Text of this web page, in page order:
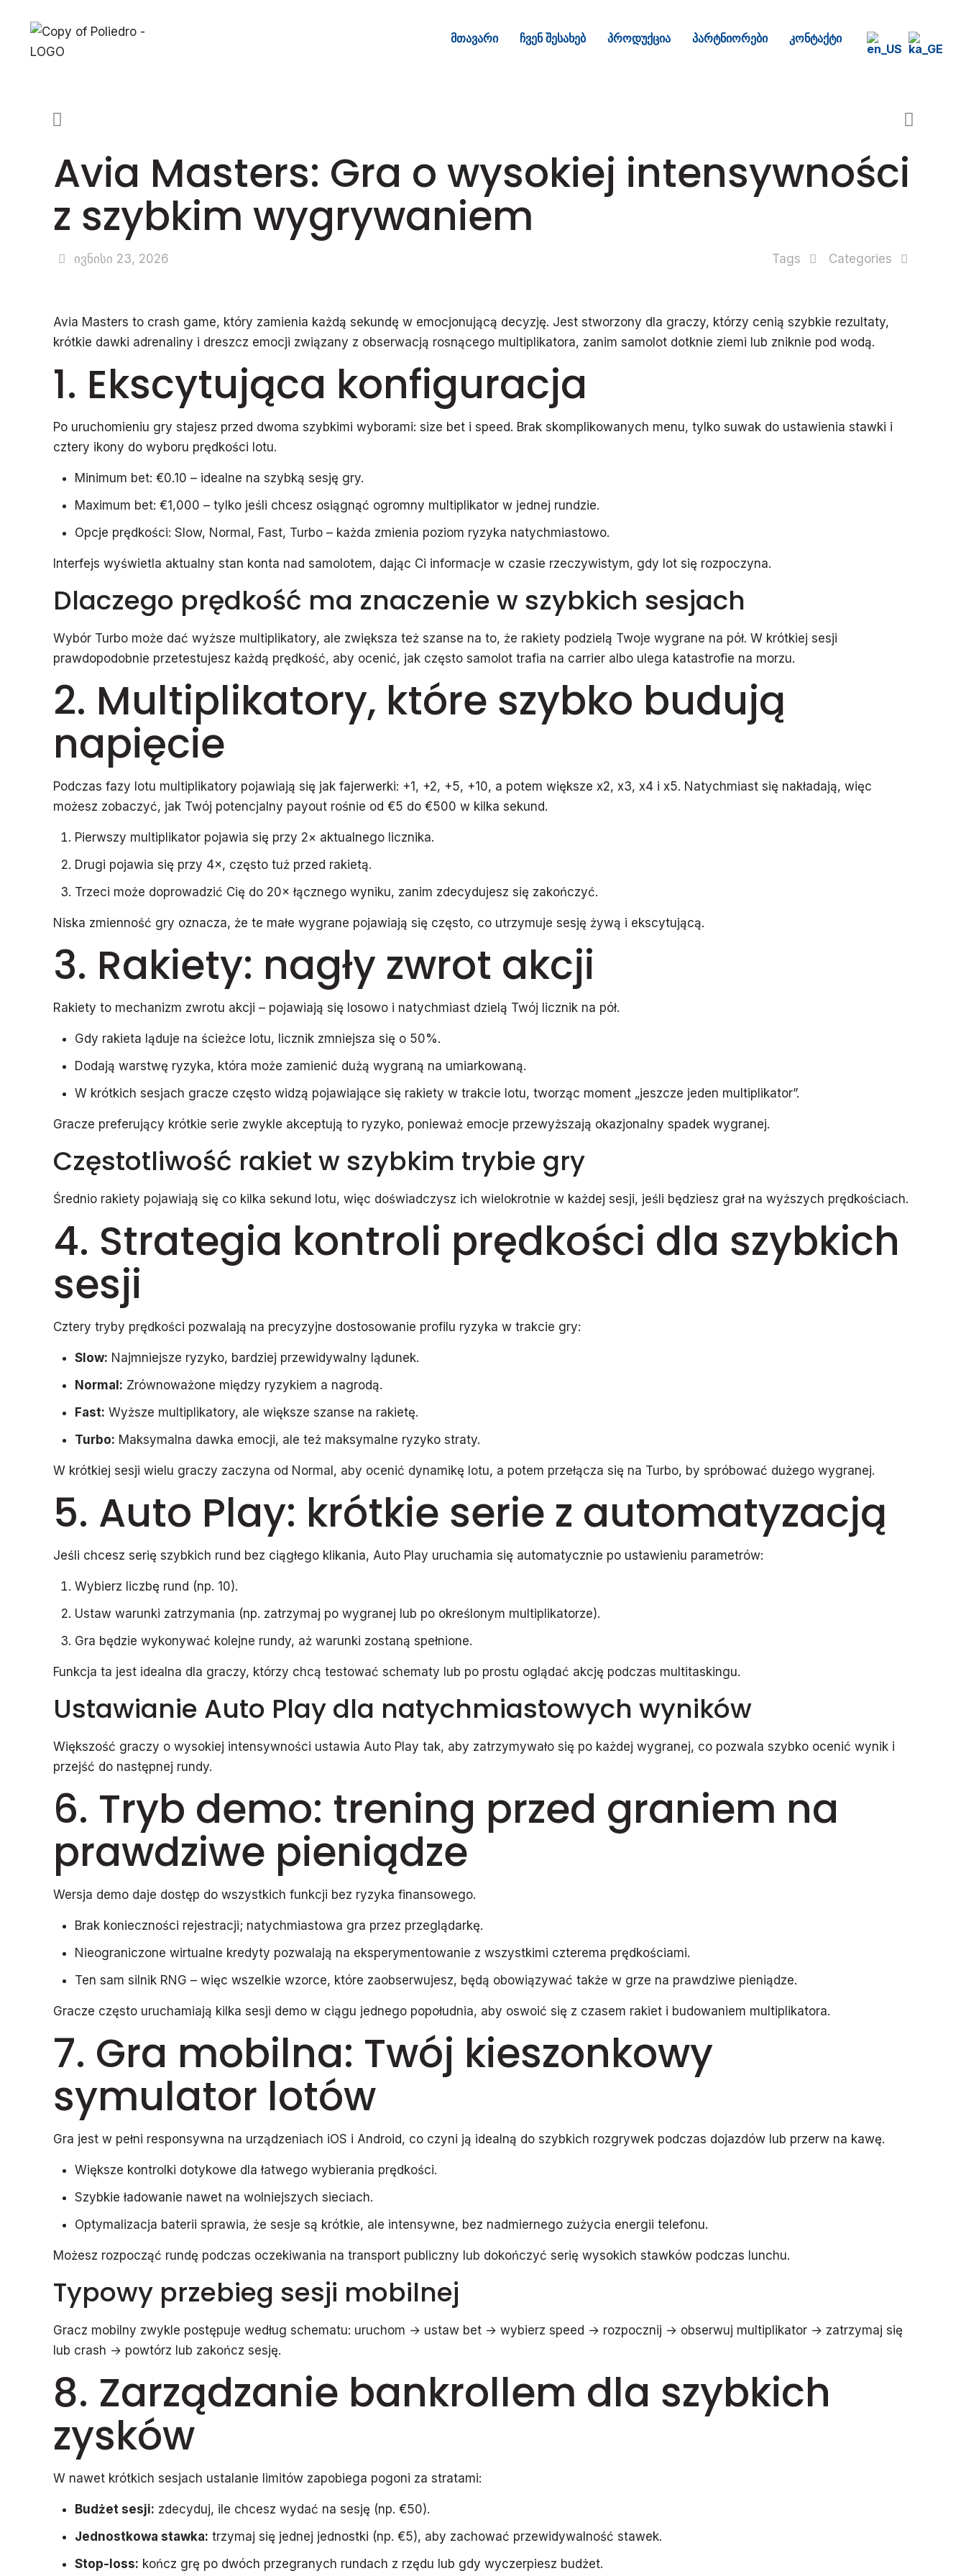
მთავარი ჩვენ შესახებ პროდუქცია პარტნიორები კონტაქტი
Avia Masters: Gra o wysokiej intensywności
z szybkim wygrywaniem
ივნისი 23, 2026 Categories
Tags
Avia Masters to crash game, który zamienia każdą sekundę w emocjonującą decyzję. Jest stworzony dla graczy, którzy cenią szybkie rezultaty,
krótkie dawki adrenaliny i dreszcz emocji związany z obserwacją rosnącego multiplikatora, zanim samolot dotknie ziemi lub zniknie pod wodą.
1. Ekscytująca konfiguracja
Po uruchomieniu gry stajesz przed dwoma szybkimi wyborami: size bet i speed. Brak skomplikowanych menu, tylko suwak do ustawienia stawki i
cztery ikony do wyboru prędkości lotu.
Minimum bet: €0.10 – idealne na szybką sesję gry.
Maximum bet: €1,000 – tylko jeśli chcesz osiągnąć ogromny multiplikator w jednej rundzie.
Opcje prędkości: Slow, Normal, Fast, Turbo – każda zmienia poziom ryzyka natychmiastowo.
Interfejs wyświetla aktualny stan konta nad samolotem, dając Ci informacje w czasie rzeczywistym, gdy lot się rozpoczyna.
Dlaczego prędkość ma znaczenie w szybkich sesjach
Wybór Turbo może dać wyższe multiplikatory, ale zwiększa też szanse na to, że rakiety podzielą Twoje wygrane na pół. W krótkiej sesji
prawdopodobnie przetestujesz każdą prędkość, aby ocenić, jak często samolot trafia na carrier albo ulega katastrofie na morzu.
2. Multiplikatory, które szybko budują
napięcie
Podczas fazy lotu multiplikatory pojawiają się jak fajerwerki: +1, +2, +5, +10, a potem większe x2, x3, x4 i x5. Natychmiast się nakładają, więc
możesz zobaczyć, jak Twój potencjalny payout rośnie od €5 do €500 w kilka sekund.
Pierwszy multiplikator pojawia się przy 2× aktualnego licznika.
Drugi pojawia się przy 4×, często tuż przed rakietą.
Trzeci może doprowadzić Cię do 20× łącznego wyniku, zanim zdecydujesz się zakończyć.
Niska zmienność gry oznacza, że te małe wygrane pojawiają się często, co utrzymuje sesję żywą i ekscytującą.
3. Rakiety: nagły zwrot akcji
Rakiety to mechanizm zwrotu akcji – pojawiają się losowo i natychmiast dzielą Twój licznik na pół.
Gdy rakieta ląduje na ścieżce lotu, licznik zmniejsza się o 50%.
Dodają warstwę ryzyka, która może zamienić dużą wygraną na umiarkowaną.
W krótkich sesjach gracze często widzą pojawiające się rakiety w trakcie lotu, tworząc moment „jeszcze jeden multiplikator”.
Gracze preferujący krótkie serie zwykle akceptują to ryzyko, ponieważ emocje przewyższają okazjonalny spadek wygranej.
Częstotliwość rakiet w szybkim trybie gry
Średnio rakiety pojawiają się co kilka sekund lotu, więc doświadczysz ich wielokrotnie w każdej sesji, jeśli będziesz grał na wyższych prędkościach.
4. Strategia kontroli prędkości dla szybkich
sesji
Cztery tryby prędkości pozwalają na precyzyjne dostosowanie profilu ryzyka w trakcie gry:
Slow: Najmniejsze ryzyko, bardziej przewidywalny lądunek.
Normal: Zrównoważone między ryzykiem a nagrodą.
Fast: Wyższe multiplikatory, ale większe szanse na rakietę.
Turbo: Maksymalna dawka emocji, ale też maksymalne ryzyko straty.
W krótkiej sesji wielu graczy zaczyna od Normal, aby ocenić dynamikę lotu, a potem przełącza się na Turbo, by spróbować dużego wygranej.
5. Auto Play: krótkie serie z automatyzacją
Jeśli chcesz serię szybkich rund bez ciągłego klikania, Auto Play uruchamia się automatycznie po ustawieniu parametrów:
Wybierz liczbę rund (np. 10).
Ustaw warunki zatrzymania (np. zatrzymaj po wygranej lub po określonym multiplikatorze).
Gra będzie wykonywać kolejne rundy, aż warunki zostaną spełnione.
Funkcja ta jest idealna dla graczy, którzy chcą testować schematy lub po prostu oglądać akcję podczas multitaskingu.
Ustawianie Auto Play dla natychmiastowych wyników
Większość graczy o wysokiej intensywności ustawia Auto Play tak, aby zatrzymywało się po każdej wygranej, co pozwala szybko ocenić wynik i
przejść do następnej rundy.
6. Tryb demo: trening przed graniem na
prawdziwe pieniądze
Wersja demo daje dostęp do wszystkich funkcji bez ryzyka finansowego.
Brak konieczności rejestracji; natychmiastowa gra przez przeglądarkę.
Nieograniczone wirtualne kredyty pozwalają na eksperymentowanie z wszystkimi czterema prędkościami.
Ten sam silnik RNG – więc wszelkie wzorce, które zaobserwujesz, będą obowiązywać także w grze na prawdziwe pieniądze.
Gracze często uruchamiają kilka sesji demo w ciągu jednego popołudnia, aby oswoić się z czasem rakiet i budowaniem multiplikatora.
7. Gra mobilna: Twój kieszonkowy
symulator lotów
Gra jest w pełni responsywna na urządzeniach iOS i Android, co czyni ją idealną do szybkich rozgrywek podczas dojazdów lub przerw na kawę.
Większe kontrolki dotykowe dla łatwego wybierania prędkości.
Szybkie ładowanie nawet na wolniejszych sieciach.
Optymalizacja baterii sprawia, że sesje są krótkie, ale intensywne, bez nadmiernego zużycia energii telefonu.
Możesz rozpocząć rundę podczas oczekiwania na transport publiczny lub dokończyć serię wysokich stawków podczas lunchu.
Typowy przebieg sesji mobilnej
Gracz mobilny zwykle postępuje według schematu: uruchom → ustaw bet → wybierz speed → rozpocznij → obserwuj multiplikator → zatrzymaj się
lub crash → powtórz lub zakończ sesję.
8. Zarządzanie bankrollem dla szybkich
zysków
W nawet krótkich sesjach ustalanie limitów zapobiega pogoni za stratami:
Budżet sesji: zdecyduj, ile chcesz wydać na sesję (np. €50).
Jednostkowa stawka: trzymaj się jednej jednostki (np. €5), aby zachować przewidywalność stawek.
Stop-loss: kończ grę po dwóch przegranych rundach z rzędu lub gdy wyczerpiesz budżet.